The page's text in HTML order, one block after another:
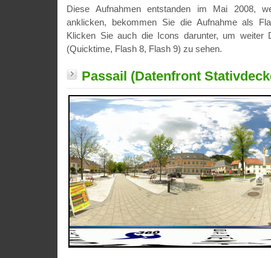
Diese Aufnahmen entstanden im Mai 2008,
anklicken, bekommen Sie die Aufnahme als
Klicken Sie auch die Icons darunter, um weiter
(Quicktime, Flash 8, Flash 9) zu sehen.
Passail (Datenfront